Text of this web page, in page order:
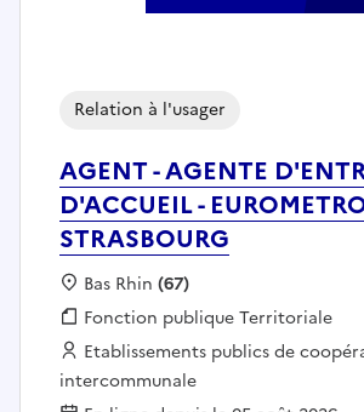
AGENT - AGENTE
D'ACCUEIL -
STRASBOURG
Relation à l'usager
Localisation :
Bas Rhin (67)
Fonction publique :
Fonction publique Territoriale
Employeur :
Etablissements publics de
intercommunale